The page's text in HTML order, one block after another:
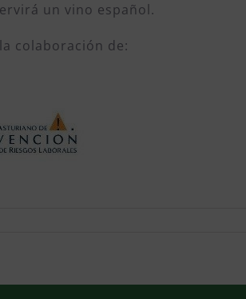
un vino español.
colaboración de: